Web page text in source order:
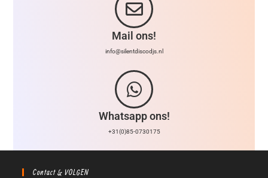
Mail ons!
info@silentdiscodjs.nl
Whatsapp ons!
+31(0)85-0730175
Contact & VOLGEN